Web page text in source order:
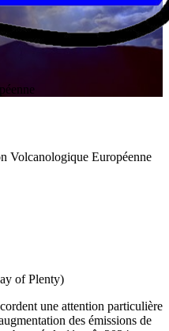
Volcanologique Européenne
of Plenty)
une attention particulière
des émissions de